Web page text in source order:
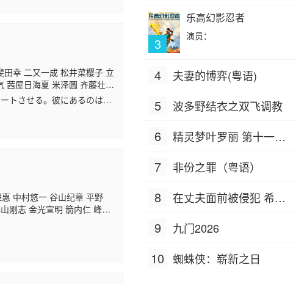
幸 二又一成 松井菜樱子 立
茜屋日海夏 米泽圆 齐藤壮
矢 津田健次郎 小林优 大
衣 中田让治 安元洋贵 石井
トさせる。彼にあるのは神
トフォン。様々な人達と出
中村悠一 谷山纪章 平野
刚志 金光宣明 箭内仁 峰畅
3
乐高幻影忍者
演员：
4 夫妻的博弈(粤语)
5 波多野结衣之双飞调教
6
精灵梦叶罗丽 第十一季
7 非份之罪（粤语）
8
在丈夫面前被侵犯 希岛
9 九门2026
10 蜘蛛侠：崭新之日